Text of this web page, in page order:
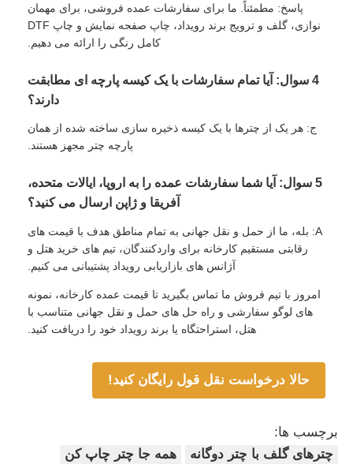
پاسخ: مطمئناً. ما برای سفارشات عمده فروشی، برای مهمان
نوازی، گلف و ترویج برند رویداد، چاپ صفحه نمایش و چاپ DTF
کامل رنگی را ارائه می دهیم.
4 سوال: آیا تمام سفارشات با یک کیسه پارچه ای مطابقت
دارند؟
ج: هر یک از چترها با یک کیسه ذخیره سازی ساخته شده از همان
پارچه چتر مجهز هستند.
5 سوال: آیا شما سفارشات عمده را به اروپا، ایالات متحده،
آفریقا و ژاپن ارسال می کنید؟
A: بله، ما از حمل و نقل جهانی به تمام مناطق هدف با قیمت های
رقابتی مستقیم کارخانه برای واردکنندگان، تیم های خرید هتل و
آژانس های بازاریابی رویداد پشتیبانی می کنیم.
امروز با تیم فروش ما تماس بگیرید تا قیمت عمده کارخانه، نمونه
های لوگو سفارشی و راه حل های حمل و نقل جهانی متناسب با
هتل، استراحتگاه یا برند رویداد خود را دریافت کنید.
حالا درخواست نقل قول رایگان کنید!
برچسب ها:
چترهای گلف با چتر دوگانه
همه جا چتر چاپ کن